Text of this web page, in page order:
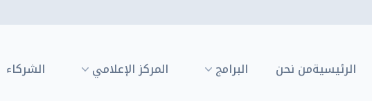
الرئيسيةمن نحن البرامج المركز الإعلامي الشركاء